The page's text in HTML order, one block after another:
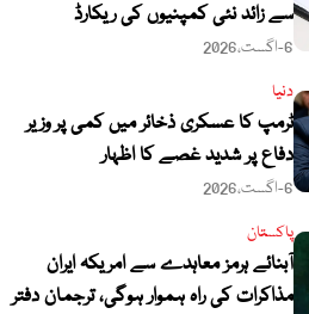
سے زائد نئی کمپنیوں کی ریکارڈ
رجسٹریشن
6-اگست،2026
دنیا
ٹرمپ کا عسکری ذخائر میں کمی پر وزیر
دفاع پر شدید غصے کا اظہار
6-اگست،2026
پاکستان
آبنائے ہرمز معاہدے سے امریکہ ایران
مذاکرات کی راہ ہموار ہوگی، ترجمان دفتر